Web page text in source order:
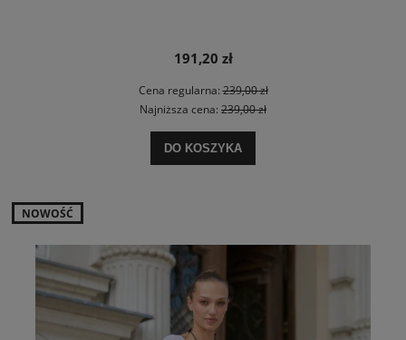
191,20 zł
Cena regularna:239,00 zł
Najniższa cena: 239,00 zł
DO KOSZYKA
NOWOŚĆ